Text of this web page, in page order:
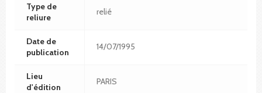
Type de
reliure
relié
Date de
publication
14/07/1995
Lieu
d'édition
PARIS